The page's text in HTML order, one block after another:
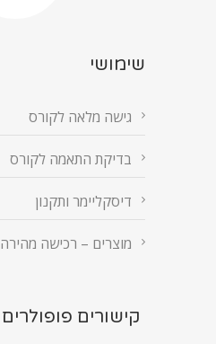
שימושי
גישה מלאה לקורס
בדיקת התאמה לקורס
דיסקליימר ותקנון
מוצרים – רכישה מהירה
קישורים פופולרים